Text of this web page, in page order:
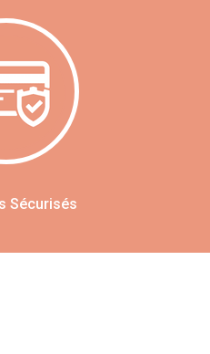
Sécurisés